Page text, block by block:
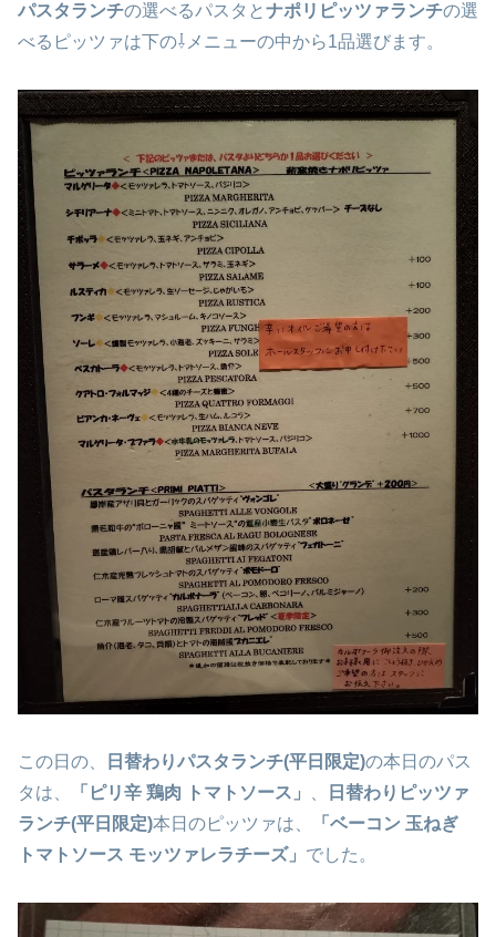
パスタランチの選べるパスタとナポリピッツァランチの選
べるピッツァは下の⇩メニューの中から1品選びます。
この日の、 日替わりパスタランチ(平日限定)の本日のパス
タは、
「ピリ辛 鶏肉 トマトソース」
日替わりピッツァ
ランチ(平日限定)本日のピッツァは、
「ベーコン 玉ねぎ
トマトソース モッツァレラチーズ」 でした。